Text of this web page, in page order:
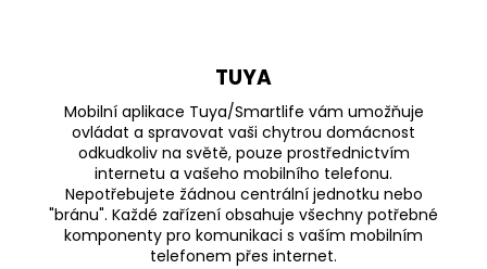
TUYA
Mobilní aplikace Tuya/Smartlife vám umožňuje
ovládat a spravovat vaši chytrou domácnost
odkudkoliv na světě, pouze prostřednictvím
internetu a vašeho mobilního telefonu.
Nepotřebujete žádnou centrální jednotku nebo
"bránu". Každé zařízení obsahuje všechny potřebné
komponenty pro komunikaci s vaším mobilním
telefonem přes internet.